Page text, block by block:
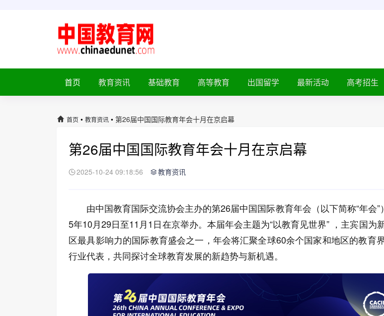
首页 教育资讯 基础教育 高等教育 出国留学 最新活动 高考招生
首页 • 教育资讯 • 第26届中国国际教育年会十月在京启幕
第26届中国国际教育年会十月在京启幕
2025-10-24 09:18:56 教育资讯
由中国教育国际交流协会主办的第26届中国国际教育年会（以下简称“年会
5年10月29日至11月1日在京举办。本届年会主题为“以教育见世界” ，主宾国为
区最具影响力的国际教育盛会之一，年会将汇聚全球60余个国家和地区的教育
行业代表，共同探讨全球教育发展的新趋势与新机遇。